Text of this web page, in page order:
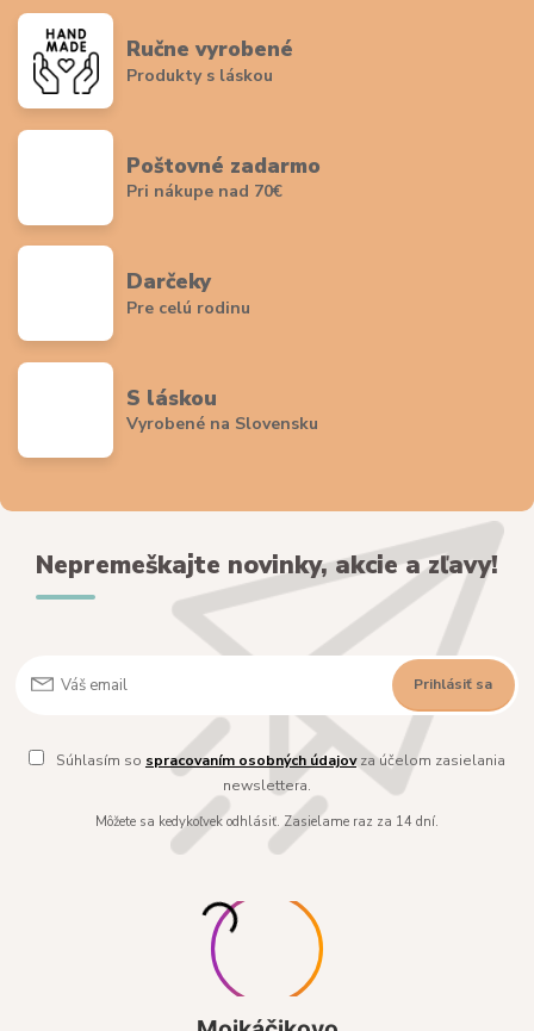
Ručne vyrobené
Produkty s láskou
Poštovné zadarmo
Pri nákupe nad 70€
Darčeky
Pre celú rodinu
S láskou
Vyrobené na Slovensku
Nepremeškajte novinky, akcie a zľavy!
Prihlásiť sa
Súhlasím so spracovaním osobných údajovza účelom zasielania
newslettera.
Môžete sa kedykoľvek odhlásiť. Zasielame raz za 14 dní.